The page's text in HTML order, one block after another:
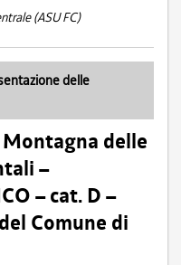
(ASU FC)
delle
delle
–
– cat. D –
Comune di